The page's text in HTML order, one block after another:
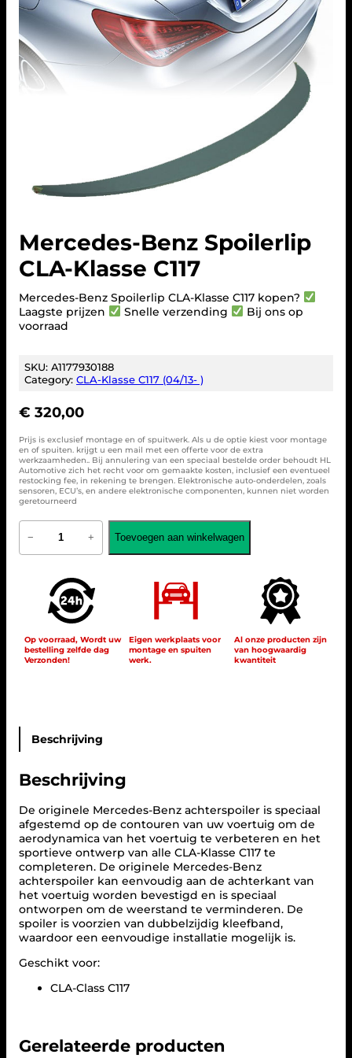
Mercedes-Benz Spoilerlip
CLA-Klasse C117
Mercedes-Benz Spoilerlip CLA-Klasse C117 kopen?
Laagste prijzen
Snelle verzending
Bij ons op
voorraad
SKU: A1177930188
Category:CLA-Klasse C117 (04/13- )
€ 320,00
Prijs is exclusief montage en of spuitwerk. Als u de optie kiest voor montage
en of spuiten. krijgt u een mail met een offerte voor de extra
werkzaamheden.. Bij annulering van een speciaal bestelde order behoudt HL
Automotive zich het recht voor om gemaakte kosten, inclusief een eventueel
restocking fee, in rekening te brengen. Elektronische auto-onderdelen, zoals
sensoren, ECU’s, en andere elektronische componenten, kunnen niet worden
geretourneerd
M
r
B
p
i
e
l
i
p
C
L
A
-
K
l
a
s
7
a
− + Toevoegen aan winkelwagen
Op voorraad, Wordt uw
bestelling zelfde dag
Verzonden!
Eigen werkplaats voor
montage en spuiten
werk.
Al onze producten zijn
van hoogwaardig
kwantiteit
Beschrijving
Beschrijving
De originele Mercedes-Benz achterspoiler is speciaal
afgestemd op de contouren van uw voertuig om de
aerodynamica van het voertuig te verbeteren en het
sportieve ontwerp van alle CLA-Klasse C117 te
completeren. De originele Mercedes-Benz
achterspoiler kan eenvoudig aan de achterkant van
het voertuig worden bevestigd en is speciaal
ontworpen om de weerstand te verminderen. De
spoiler is voorzien van dubbelzijdig kleefband,
waardoor een eenvoudige installatie mogelijk is.
Geschikt voor:
CLA-Class C117
Gerelateerde producten